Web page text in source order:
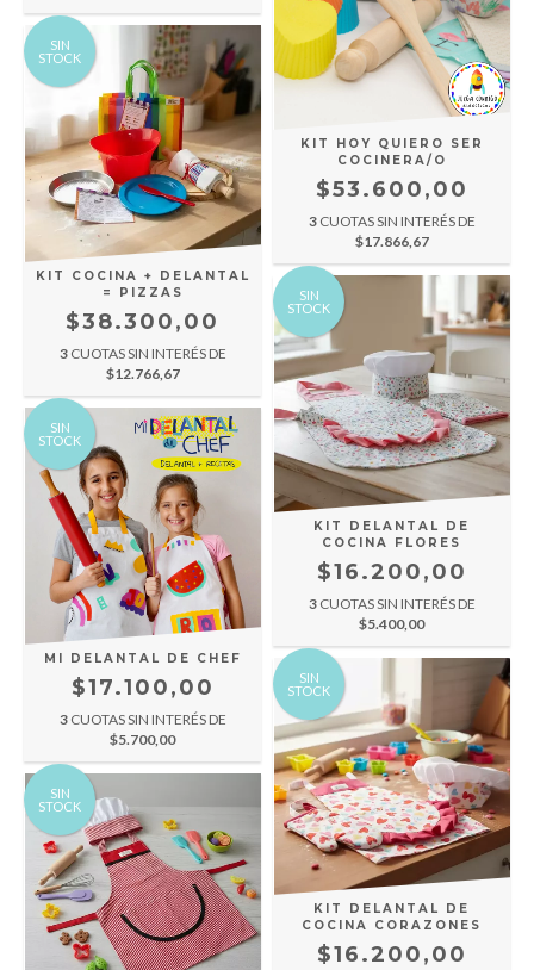
SIN
STOCK
KIT COCINA + DELANTAL
= PIZZAS
$38.300,00
3 CUOTAS SIN INTERÉS DE
$12.766,67
KIT HOY QUIERO SER
COCINERA/O
$53.600,00
3 CUOTAS SIN INTERÉS DE
$17.866,67
SIN
STOCK
MI DELANTAL DE CHEF
$17.100,00
3 CUOTAS SIN INTERÉS DE
$5.700,00
SIN
STOCK
KIT DELANTAL DE
COCINA FLORES
$16.200,00
3 CUOTAS SIN INTERÉS DE
$5.400,00
SIN
STOCK
SIN
STOCK
KIT DELANTAL DE
COCINA CORAZONES
$16.200,00